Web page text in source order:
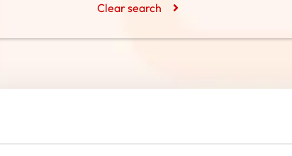
Clear search